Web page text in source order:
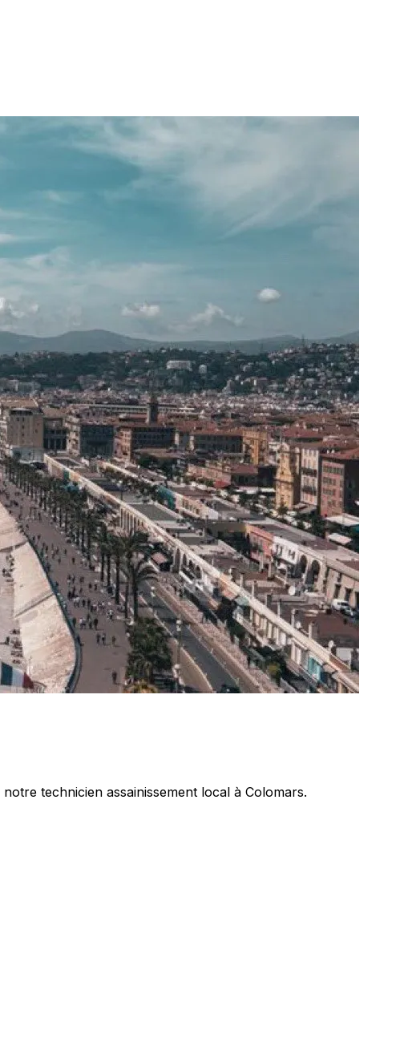
technicien assainissement local à Colomars.